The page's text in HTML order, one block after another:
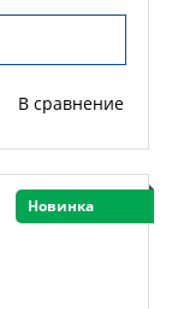
В сравнение
Новинка